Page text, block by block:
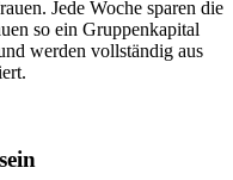
Jede Woche sparen die
so ein Gruppenkapital
werden vollständig aus